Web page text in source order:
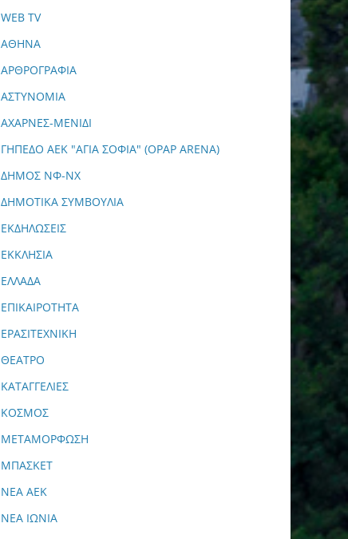
WEB TV
ΑΘΗΝΑ
ΑΡΘΡΟΓΡΑΦΙΑ
ΑΣΤΥΝΟΜΙΑ
ΑΧΑΡΝΕΣ-ΜΕΝΙΔΙ
ΓΗΠΕΔΟ ΑΕΚ "ΑΓΙΑ ΣΟΦΙΑ" (OPAP ARENA)
ΔΗΜΟΣ ΝΦ-ΝΧ
ΔΗΜΟΤΙΚΑ ΣΥΜΒΟΥΛΙΑ
ΕΚΔΗΛΩΣΕΙΣ
ΕΚΚΛΗΣΙΑ
ΕΛΛΑΔΑ
ΕΠΙΚΑΙΡΟΤΗΤΑ
ΕΡΑΣΙΤΕΧΝΙΚΗ
ΘΕΑΤΡΟ
ΚΑΤΑΓΓΕΛΙΕΣ
ΚΟΣΜΟΣ
ΜΕΤΑΜΟΡΦΩΣΗ
ΜΠΑΣΚΕΤ
ΝΕΑ ΑΕΚ
ΝΕΑ ΙΩΝΙΑ